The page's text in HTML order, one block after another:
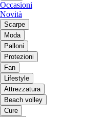
Occasioni
Novità
Scarpe
Moda
Palloni
Protezioni
Fan
Lifestyle
Attrezzatura
Beach volley
Cure